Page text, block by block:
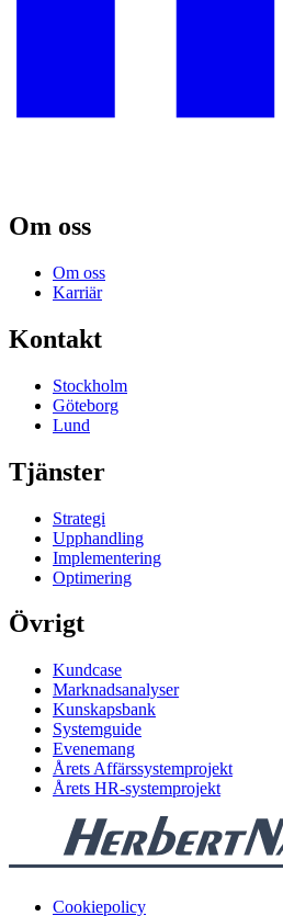
Om oss
Om oss
Karriär
Kontakt
Stockholm
Göteborg
Lund
Tjänster
Strategi
Upphandling
Implementering
Optimering
Övrigt
Kundcase
Marknadsanalyser
Kunskapsbank
Systemguide
Evenemang
Årets Affärssystemprojekt
Årets HR-systemprojekt
Cookiepolicy